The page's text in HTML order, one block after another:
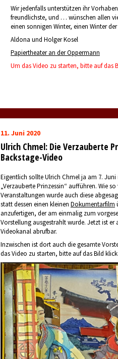
Wir jedenfalls unterstützen ihr
freundlichste, und … wünschen allen
einen sonnigen Winter, einen Winter
Aldona und Holger Kosel
Papiertheater an der Oppermann
Um das Video zu starten, bitte auf das
11. Juni 2020
Ulrich Chmel: Die Verzauberte
Backstage-Video
Eigentlich sollte Ulrich Chmel ja am 7. Juni
„Verzauberte Prinzessin“ aufführen. Wie
Veranstaltungen wurde auch diese
statt dessen einen kleinen Dokumentarfilm
anzufertigen, der am einmalig zum
Vorstellung ausgestrahlt wurde. Jetzt ist er
Videokanal abrufbar.
Inzwischen ist dort auch die gesamte
das Video zu starten, bitte auf das Bild